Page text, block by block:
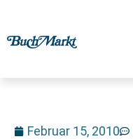
Februar 15, 2010